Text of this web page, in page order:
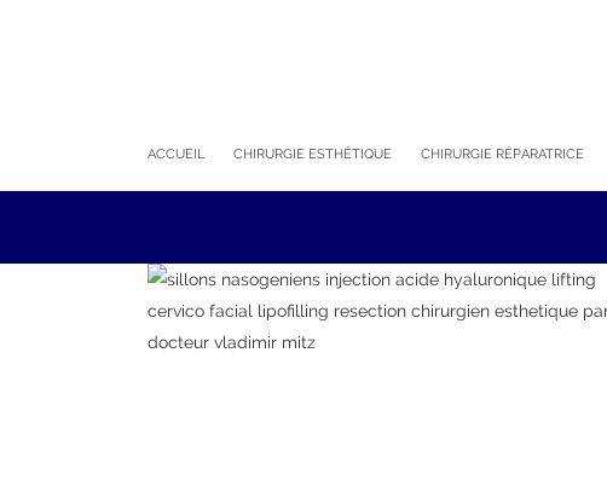
ACCUEIL CHIRURGIE ESTHÉTIQUE CHIRURGIE RÉPARATRICE